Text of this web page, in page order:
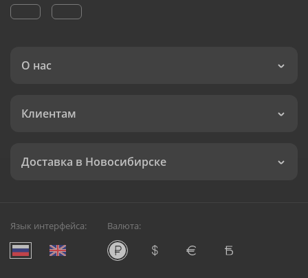
О нас
Клиентам
Доставка в Новосибирске
Язык интерфейса: Валюта: